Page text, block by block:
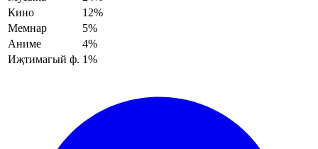
Кино
12%
Мемнар
5%
Аниме
4%
Иҗтимагый ф. 1%